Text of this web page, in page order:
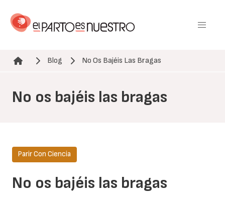
contenido
Ruta de navegación
Blog No Os Bajéis Las Bragas
No os bajéis las bragas
No os bajéis las bragas
Parir Con Ciencia